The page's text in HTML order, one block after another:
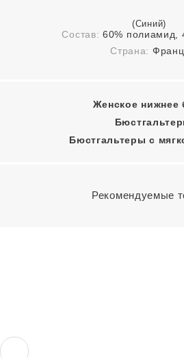
Состав:60% полиамид,
Страна:
Женское нижнее
Бюстгальтеры с
Рекомендуемые